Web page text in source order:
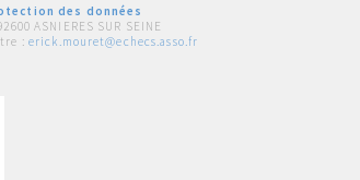
des données
ASNIERES SUR SEINE
: erick.mouret@echecs.asso.fr